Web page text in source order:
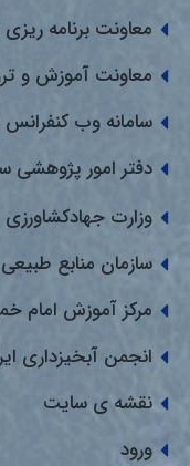
معاونت برنامه
معاونت آموزش و
سامانه وب
دفتر امور پژوهشی
وزارت جهادکشاورزی
سازمان منابع
مرکز آموزش امام
انجمن آبخیزداری
نقشه ی سایت
ورود